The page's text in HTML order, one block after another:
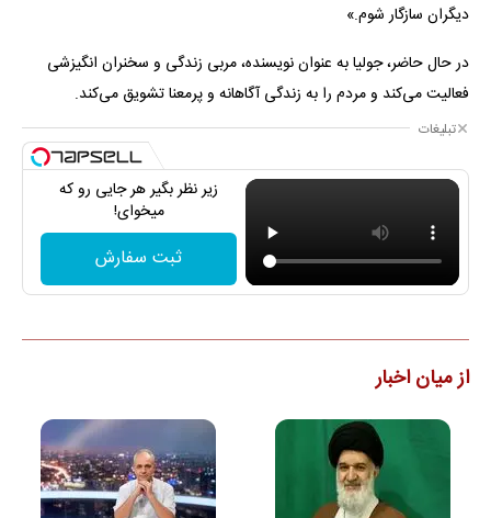
دیگران سازگار شوم.»
در حال حاضر، جولیا به عنوان نویسنده، مربی زندگی و سخنران انگیزشی
فعالیت می‌کند و مردم را به زندگی آگاهانه و پرمعنا تشویق می‌کند.
تبلیغات
زیر نظر بگیر هر جایی رو که
میخوای!
ثبت سفارش
از میان اخبار